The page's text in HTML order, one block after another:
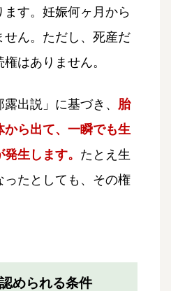
す。妊娠何ヶ月から
せん。ただし、死産だ
はありません。
出説」に基づき、 胎
から出て、一瞬でも生
生します。 たとえ生
ったとしても、その権
められる条件